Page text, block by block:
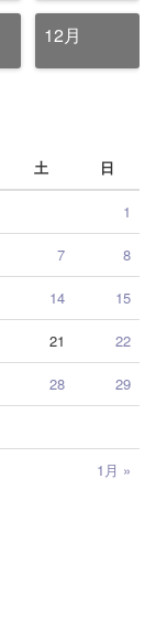
12月
土 日
1月 »
1
7 8
14 15
21 22
28 29